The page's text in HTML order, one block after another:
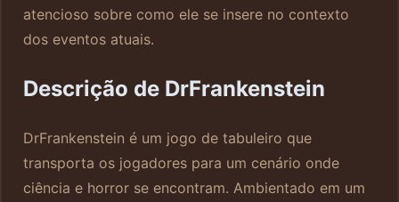
atencioso sobre como ele se insere no contexto
dos eventos atuais.
Descrição de DrFrankenstein
DrFrankenstein é um jogo de tabuleiro que
transporta os jogadores para um cenário onde
ciência e horror se encontram. Ambientado em um